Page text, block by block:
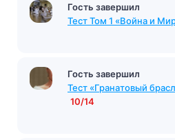
Гость завершил
Тест Том 1 «Война и
Гость завершил
Тест «Гранатовый
10/14